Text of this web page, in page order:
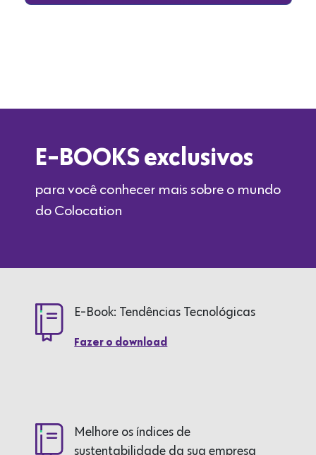
E-BOOKS exclusivos
para você conhecer mais sobre o mundo
do Colocation
E-Book: Tendências Tecnológicas
Fazer o download
Melhore os índices de
sustentabilidade da sua empresa